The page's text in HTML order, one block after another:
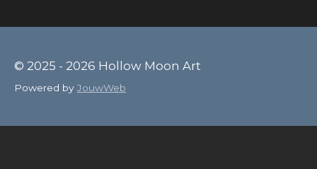
© 2025 - 2026 Hollow Moon Art
Powered byJouwWeb